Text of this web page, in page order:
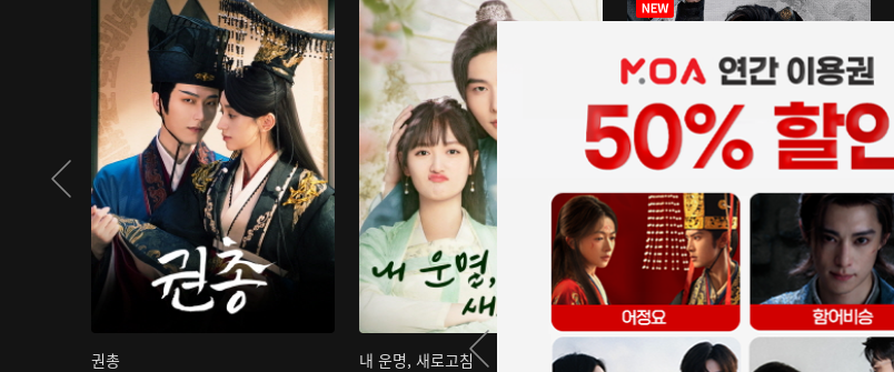
권총 내 운명, 새로고침